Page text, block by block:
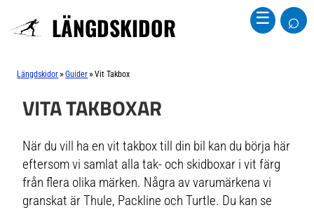
LÄNGDSKIDOR ☰ ⌕
Längdskidor »Guider »Vit Takbox
VITA TAKBOXAR
När du vill ha en vit takbox till din bil kan du börja här
eftersom vi samlat alla tak- och skidboxar i vit färg
från flera olika märken. Några av varumärkena vi
granskat är Thule, Packline och Turtle. Du kan se